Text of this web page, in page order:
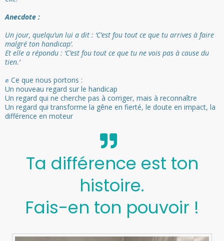
Anecdote :
Un jour, quelqu’un lui a dit : ‘C’est fou tout ce que tu arrives à faire
malgré ton handicap’.
Et elle a répondu : ‘C’est fou tout ce que tu ne vois pas à cause du
tien.’
✊ Ce que nous portons :
Un nouveau regard sur le handicap
Un regard qui ne cherche pas à corriger, mais à reconnaître
Un regard qui transforme la gêne en fierté, le doute en impact, la
différence en moteur
Ta différence est ton
histoire.
Fais-en ton pouvoir !